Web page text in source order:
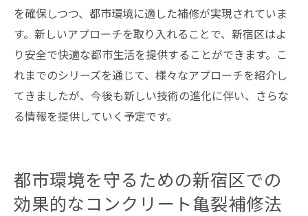
を確保しつつ、都市環境に適した補修が実現されていま
す。新しいアプローチを取り入れることで、新宿区はよ
り安全で快適な都市生活を提供することができます。こ
れまでのシリーズを通じて、様々なアプローチを紹介し
てきましたが、今後も新しい技術の進化に伴い、さらな
る情報を提供していく予定です。
都市環境を守るための新宿区での
効果的なコンクリート亀裂補修法